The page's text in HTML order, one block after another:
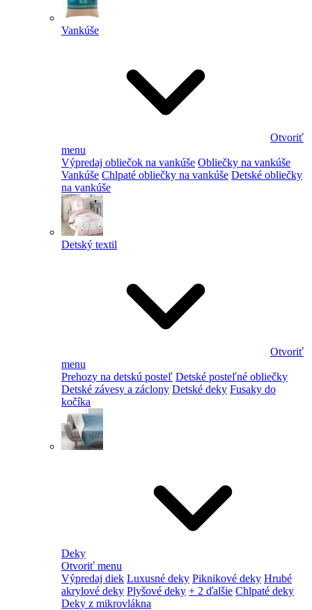
Vankúše
Otvoriť
menu
Výpredaj obliečok na vankúše Obliečky na vankúše
Vankúše Chlpaté obliečky na vankúše Detské obliečky
na vankúše
Detský textil
Otvoriť
menu
Prehozy na detskú posteľ Detské posteľné obliečky
Detské závesy a záclony Detské deky Fusaky do
kočíka
Deky
Otvoriť menu
Výpredaj diek Luxusné deky Piknikové deky Hrubé
akrylové deky Plyšové deky + 2 ďalšie Chlpaté deky
Deky z mikrovlákna